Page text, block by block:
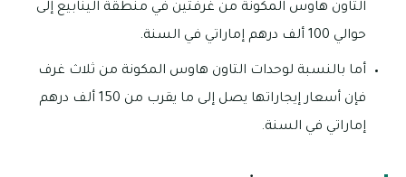
التاون هاوس المكونة من غرفتين في منطقة الينابيع إلى
حوالي 100 ألف درهم إماراتي في السنة.
أما بالنسبة لوحدات التاون هاوس المكونة من ثلاث غرف
فإن أسعار إيجاراتها يصل إلى ما يقرب من 150 ألف درهم
إماراتي في السنة.